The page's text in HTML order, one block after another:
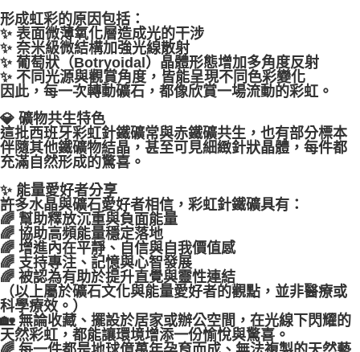
形成虹彩的原因包括：
✨ 表面微薄氧化層造成光的干涉
✨ 奈米級微結構加強光線散射
✨ 葡萄狀（Botryoidal）晶體形態增加多角度反射
✨ 不同光源與觀賞角度，皆能呈現不同色彩變化
因此，每一次轉動礦石，都像欣賞一場流動的彩虹。
💎 礦物共生特色
這批西班牙彩虹針鐵礦常與赤鐵礦共生，也有部分標本
伴隨其他鐵礦物結晶，甚至可見細緻針狀晶體，每件都
充滿自然形成的驚喜。
✨ 能量愛好者分享
許多水晶與礦石愛好者相信，彩虹針鐵礦具有：
🌈 幫助釋放沉重與負面能量
🌈 協助高頻能量穩定落地
🌈 增進內在平靜、自信與自我價值感
🌈 支持專注、記憶與心智發展
🌈 被認為有助於提升直覺與靈性連結
（以上屬於礦石文化與能量愛好者的觀點，並非醫療或
科學療效。）
🏡 無論收藏、擺設於居家或辦公空間，在光線下閃耀的
天然彩虹，都能讓環境增添一份愉悅與驚喜。